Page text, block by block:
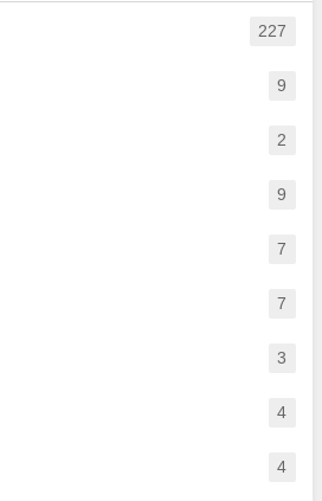
227
9
2
9
7
7
3
4
4